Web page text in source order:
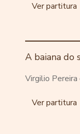
Ver partitura
A baiana do
Virgilio Pereira
Ver partitura